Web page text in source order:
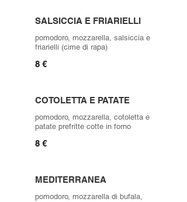
SALSICCIA E FRIARIELLI
pomodoro, mozzarella, salsiccia e
friarielli (cime di rapa)
8 €
COTOLETTA E PATATE
pomodoro, mozzarella, cotoletta e
patate prefritte cotte in forno
8 €
MEDITERRANEA
pomodoro, mozzarella di bufala,